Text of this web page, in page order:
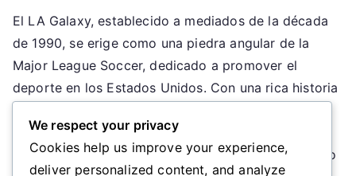
Galaxy:
Línea
de
tiempo
de
establecimiento,
Jugadores
icónicos,
El LA Galaxy, establecido a mediados de la década
de 1990, se erige como una piedra angular de la
Major League Soccer, dedicado a promover el
deporte en los Estados Unidos. Con una rica historia
jugadores icónicos, el equipo ha moldeado
significativamente el panorama del fútbol americano
We respect your privacy
Cookies help us improve your experience,
deliver personalized content, and analyze